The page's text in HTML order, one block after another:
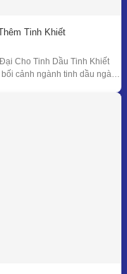
Tinh Khiết
Cho Tinh Dầu Tinh Khiết
cảnh ngành tinh dầu ngày
quả sinh học, phương